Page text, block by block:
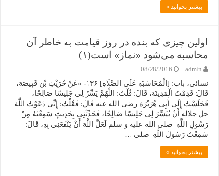
بیشتر بخوانید »
اولین چیزی که بنده در روز قیامت به خاطر آن
محاسبه می‌شود «نماز» است(۱)
admin
08/28/2016
نسائی، باب: [الْمُحَاسَبَهِ عَلَى الصَّلَاهِ] ۱۳۶- «عَنْ حُرَیْثِ بْنِ قَبِیصَهَ،
قَالَ: قَدِمْتُ الْمَدِینَهَ، قَالَ: قُلْتُ: اللَّهُمَّ یَسِّرْ لِی جَلِیسًا صَالِحًا،
فَجَلَسْتُ إِلَى أَبِی هُرَیْرَهَ رضی الله عنه قَالَ: فَقُلْتُ: إِنِّی دَعَوْتُ اللَّهَ
جل جلاله أَنْ یُیَسِّرَ لِی جَلِیسًا صَالِحًا، فَحَدِّثْنِی بِحَدِیثٍ سَمِعْتَهُ مِنْ
رَسُولِ اللَّهِ صلی الله علیه و سلم لَعَلَّ اللَّهَ أَنْ یَنْفَعَنِی بِهِ، قَالَ:
سَمِعْتُ رَسُولَ اللَّهِ صلی …
بیشتر بخوانید »